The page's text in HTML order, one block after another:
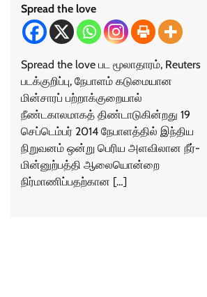
Spread the love
Spread the love பட மூலாதாரம், Reuters
படக்குறிப்பு, நேபாளம் கடுமையான
மின்சாரப் பற்றாக்குறையால்
நீண்டகாலமாகத் திண்டாடுகின்றது 19
செப்டெம்பர் 2014 நேபாளத்தில் இந்திய
நிறுவனம் ஒன்று பெரிய அளவிலான நீர்-
மின்னுற்பத்தி ஆலையொன்றை
நிர்மாணிப்பதற்கான […]